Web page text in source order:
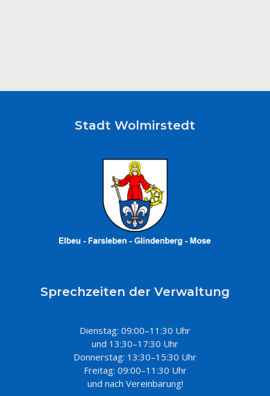
Stadt Wolmirstedt
Sprechzeiten der Verwaltung
Dienstag: 09:00–11:30 Uhr
und 13:30–17:30 Uhr
Donnerstag: 13:30–15:30 Uhr
Freitag: 09:00–11:30 Uhr
und nach Vereinbarung!